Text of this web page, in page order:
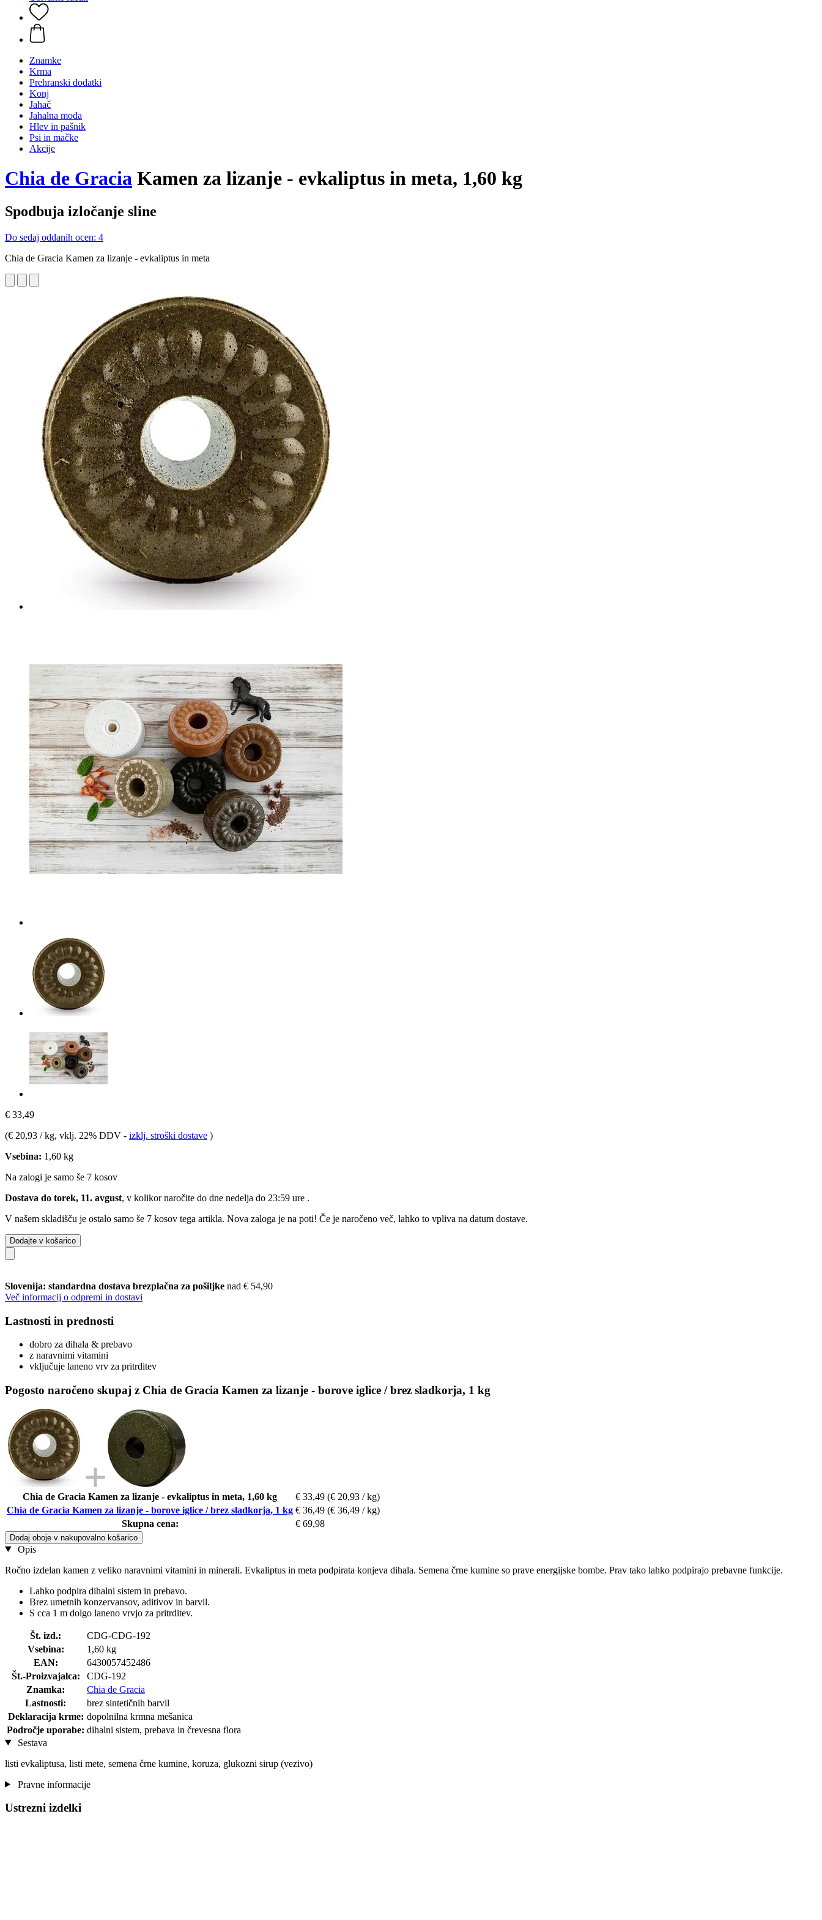
Znamke
Krma
Prehranski dodatki
Konj
Jahač
Jahalna moda
Hlev in pašnik
Psi in mačke
Akcije
Chia de Gracia Kamen za lizanje - evkaliptus in meta, 1,60 kg
Spodbuja izločanje sline
Do sedaj oddanih ocen: 4
Chia de Gracia Kamen za lizanje - evkaliptus in meta
€ 33,49
(€ 20,93 / kg, vklj. 22% DDV - izklj. stroški dostave )
Vsebina: 1,60 kg
Na zalogi je samo še 7 kosov
Dostava do torek, 11. avgust, v kolikor naročite do dne nedelja do 23:59 ure .
V našem skladišču je ostalo samo še 7 kosov tega artikla. Nova zaloga je na poti! Če je naročeno več, lahko to vpliva na datum dostave.
Dodajte v košarico
Slovenija: standardna dostava brezplačna za pošiljke nad € 54,90
Več informacij o odpremi in dostavi
Lastnosti in prednosti
dobro za dihala & prebavo
z naravnimi vitamini
vključuje laneno vrv za pritrditev
Pogosto naročeno skupaj z Chia de Gracia Kamen za lizanje - borove iglice / brez sladkorja, 1 kg
Chia de Gracia Kamen za lizanje - evkaliptus in meta, 1,60 kg € 33,49 (€ 20,93 / kg)
Chia de Gracia Kamen za lizanje - borove iglice / brez sladkorja, 1 kg € 36,49 (€ 36,49 / kg)
Skupna cena:
€ 69,98
Dodaj oboje v nakupovalno košarico
Opis
Ročno izdelan kamen z veliko naravnimi vitamini in minerali. Evkaliptus in meta podpirata konjeva dihala. Semena črne kumine so prave energijske bombe. Prav tako lahko podpirajo prebavne funkcije.
Lahko podpira dihalni sistem in prebavo.
Brez umetnih konzervansov, aditivov in barvil.
S cca 1 m dolgo laneno vrvjo za pritrditev.
Št. izd.:
CDG-CDG-192
Vsebina:
1,60 kg
EAN:
6430057452486
Št.-Proizvajalca:
CDG-192
Znamka:
Chia de Gracia
Lastnosti:
brez sintetičnih barvil
Deklaracija krme: dopolnilna krmna mešanica
Področje uporabe: dihalni sistem, prebava in črevesna flora
Sestava
listi evkaliptusa, listi mete, semena črne kumine, koruza, glukozni sirup (vezivo)
Pravne informacije
Ustrezni izdelki